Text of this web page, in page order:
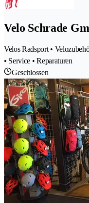
Velo Schrade
Velos Radsport •
• Service • Reparaturen
Geschlossen